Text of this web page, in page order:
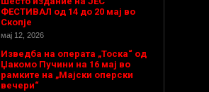
ФЕСТИВАЛ од 14 до 20 мај во
Скопје
мај 12, 2026
Изведба на операта „Тоска“ од
Џакомо Пучини на 16 мај во
рамките на „Мајски оперски
вечери“